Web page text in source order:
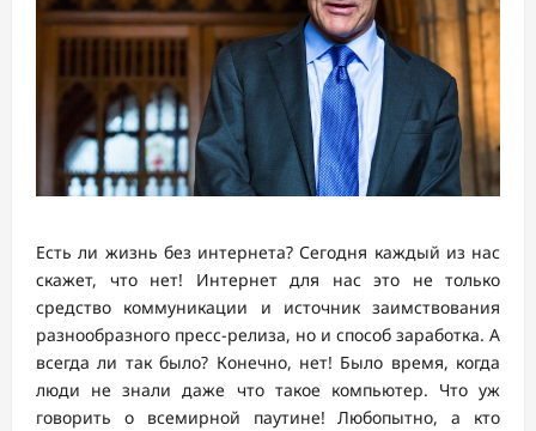
Есть ли жизнь без интернета? Сегодня каждый из нас
скажет, что нет! Интернет для нас это не только
средство коммуникации и источник заимствования
разнообразного пресс-релиза, но и способ заработка. А
всегда ли так было? Конечно, нет! Было время, когда
люди не знали даже что такое компьютер. Что уж
говорить о всемирной паутине! Любопытно, а кто